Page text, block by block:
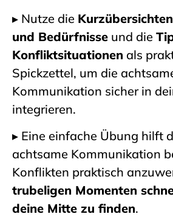
▸ Nutze die
und Bedürfnisse und die
Konfliktsituationen als
Spickzettel, um die
Kommunikation sicher in
integrieren.
▸ Eine einfache Übung hilft
achtsame Kommunikation
Konflikten praktisch
trubeligen Momenten
deine Mitte zu finden.